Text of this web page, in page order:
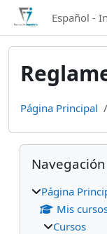
Salta al contenido
Español -
Página Principal
Bloques
Salta Navegación
Navegación
Página
Mis
Cursos